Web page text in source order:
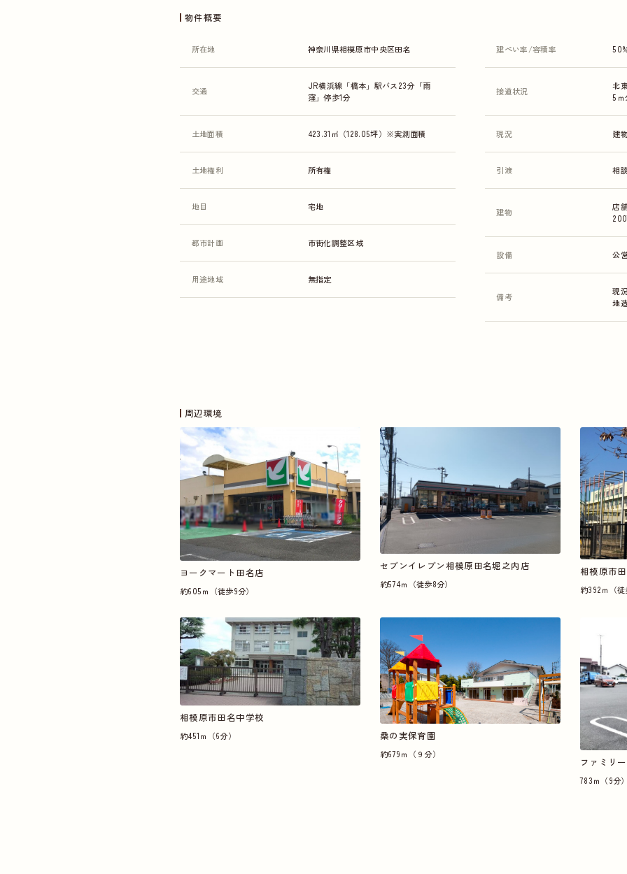
物件概要
所在地 神奈川県相模原市中央区田名
交通
JR横浜線「橋本」駅バス23分「雨
窪」停歩1分
土地面積 423.31㎡（128.05坪）※実測面積
土地権利 所有権
地目 宅地
都市計画 市街化調整区域
用途地域 無指定
建ぺい率/容積率
接道状況
北
5ｍ
現況 建
引渡 相談
建物
店
設備 公
備考
現
地
周辺環境
ヨークマート田名店
約605ｍ（徒歩9分）
セブンイレブン相模原田名堀之内店
約574ｍ（徒歩8分）
相模原市
約392ｍ（徒
相模原市田名中学校
約451ｍ（6分） 桑の実保育園
約679ｍ（９分）
ファミリ
783ｍ（9分）